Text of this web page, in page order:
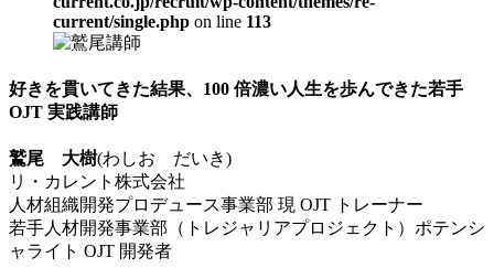
current/single.php on line 113
好きを貫いてきた結果、100 倍濃い人生を歩んできた若手
OJT 実践講師
鷲尾 大樹(わしお だいき)
リ・カレント株式会社
人材組織開発プロデュース事業部 現 OJT トレーナー
若手人材開発事業部（トレジャリアプロジェクト）ポテンシ
ャライト OJT 開発者